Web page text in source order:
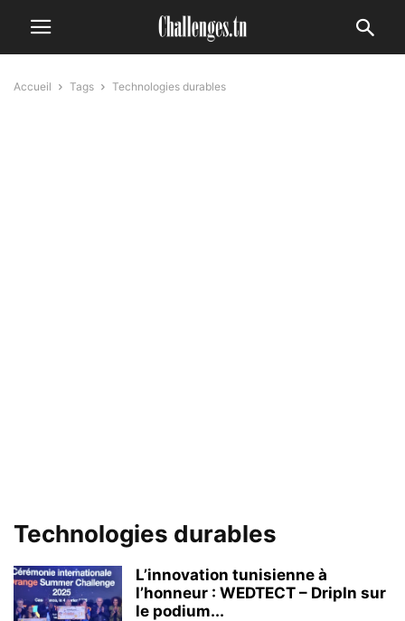
Accueil Tags Technologies durables
Technologies durables
L’innovation tunisienne à
l’honneur : WEDTECT – DripIn sur
le podium...